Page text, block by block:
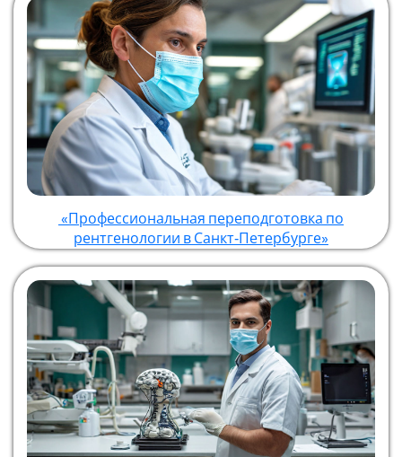
«Профессиональная переподготовка по
рентгенологии в Санкт‑Петербурге»